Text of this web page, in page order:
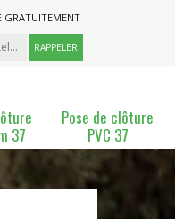
GRATUITEMENT
37
Pose de clôture
PVC 37